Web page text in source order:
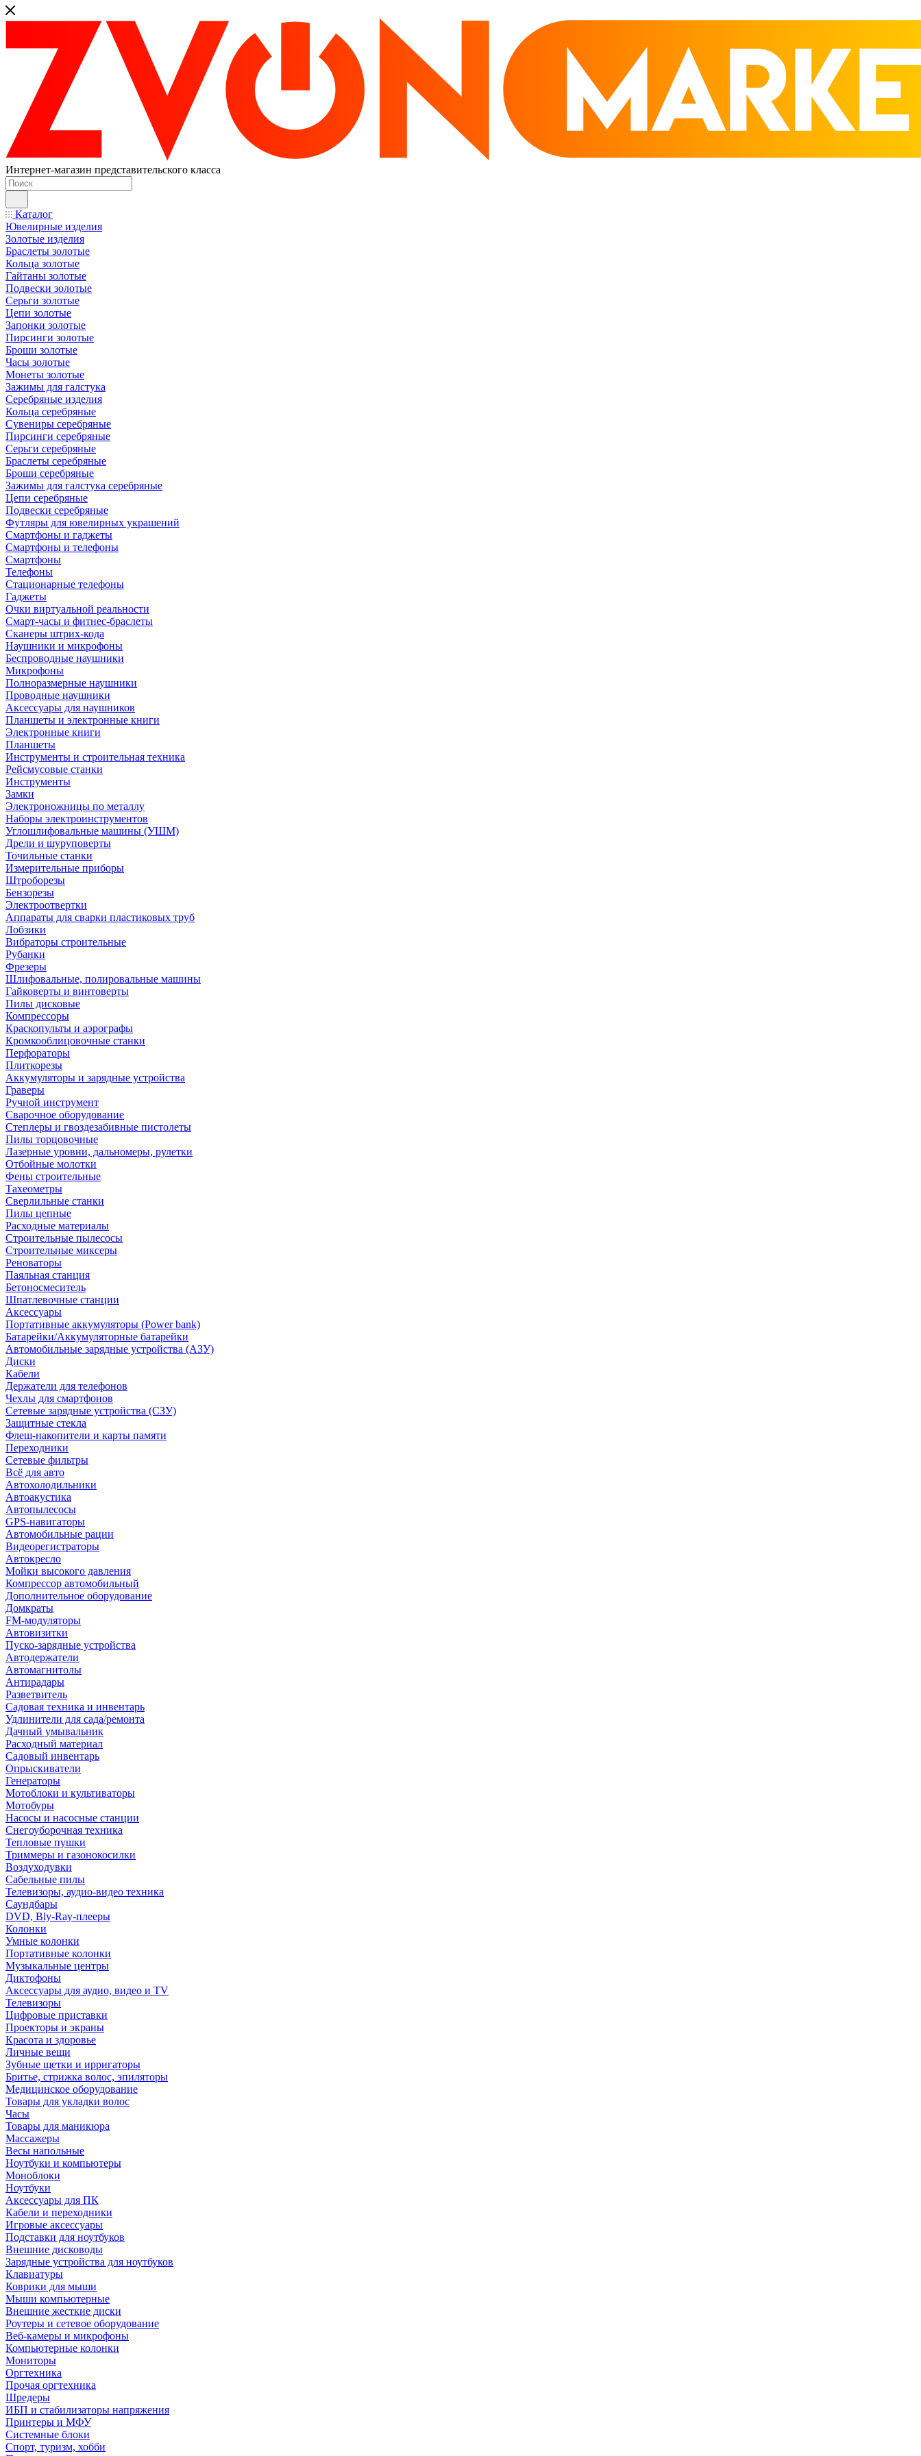
Интернет-магазин представительского класса
Каталог
Ювелирные изделия
Золотые изделия
Браслеты золотые
Кольца золотые
Гайтаны золотые
Подвески золотые
Серьги золотые
Цепи золотые
Запонки золотые
Пирсинги золотые
Броши золотые
Часы золотые
Монеты золотые
Зажимы для галстука
Серебряные изделия
Кольца серебряные
Сувениры серебряные
Пирсинги серебряные
Серьги серебряные
Браслеты серебряные
Броши серебряные
Зажимы для галстука серебряные
Цепи серебряные
Подвески серебряные
Футляры для ювелирных украшений
Смартфоны и гаджеты
Смартфоны и телефоны
Смартфоны
Телефоны
Стационарные телефоны
Гаджеты
Очки виртуальной реальности
Смарт-часы и фитнес-браслеты
Сканеры штрих-кода
Наушники и микрофоны
Беспроводные наушники
Микрофоны
Полноразмерные наушники
Проводные наушники
Аксессуары для наушников
Планшеты и электронные книги
Электронные книги
Планшеты
Инструменты и строительная техника
Рейсмусовые станки
Инструменты
Замки
Электроножницы по металлу
Наборы электроинструментов
Углошлифовальные машины (УШМ)
Дрели и шуруповерты
Точильные станки
Измерительные приборы
Штроборезы
Бензорезы
Электроотвертки
Аппараты для сварки пластиковых труб
Лобзики
Вибраторы строительные
Рубанки
Фрезеры
Шлифовальные, полировальные машины
Гайковерты и винтоверты
Пилы дисковые
Компрессоры
Краскопульты и аэрографы
Кромкооблицовочные станки
Перфораторы
Плиткорезы
Аккумуляторы и зарядные устройства
Граверы
Ручной инструмент
Сварочное оборудование
Степлеры и гвоздезабивные пистолеты
Пилы торцовочные
Лазерные уровни, дальномеры, рулетки
Отбойные молотки
Фены строительные
Тахеометры
Сверлильные станки
Пилы цепные
Расходные материалы
Строительные пылесосы
Строительные миксеры
Реноваторы
Паяльная станция
Бетоносмеситель
Шпатлевочные станции
Аксессуары
Портативные аккумуляторы (Power bank)
Батарейки/Аккумуляторные батарейки
Автомобильные зарядные устройства (АЗУ)
Диски
Кабели
Держатели для телефонов
Чехлы для смартфонов
Сетевые зарядные устройства (СЗУ)
Защитные стекла
Флеш-накопители и карты памяти
Переходники
Сетевые фильтры
Всё для авто
Автохолодильники
Автоакустика
Автопылесосы
GPS-навигаторы
Автомобильные рации
Видеорегистраторы
Автокресло
Мойки высокого давления
Компрессор автомобильный
Дополнительное оборудование
Домкраты
FM-модуляторы
Автовизитки
Пуско-зарядные устройства
Автодержатели
Автомагнитолы
Антирадары
Разветвитель
Садовая техника и инвентарь
Удлинители для сада/ремонта
Дачный умывальник
Расходный материал
Садовый инвентарь
Опрыскиватели
Генераторы
Мотоблоки и культиваторы
Мотобуры
Насосы и насосные станции
Снегоуборочная техника
Тепловые пушки
Триммеры и газонокосилки
Воздуходувки
Сабельные пилы
Телевизоры, аудио-видео техника
Саундбары
DVD, Bly-Ray-плееры
Колонки
Умные колонки
Портативные колонки
Музыкальные центры
Диктофоны
Аксессуары для аудио, видео и TV
Телевизоры
Цифровые приставки
Проекторы и экраны
Красота и здоровье
Личные вещи
Зубные щетки и ирригаторы
Бритье, стрижка волос, эпиляторы
Медицинское оборудование
Товары для укладки волос
Часы
Товары для маникюра
Массажеры
Весы напольные
Ноутбуки и компьютеры
Моноблоки
Ноутбуки
Аксессуары для ПК
Кабели и переходники
Игровые аксессуары
Подставки для ноутбуков
Внешние дисководы
Зарядные устройства для ноутбуков
Клавиатуры
Коврики для мыши
Мыши компьютерные
Внешние жесткие диски
Роутеры и сетевое оборудование
Веб-камеры и микрофоны
Компьютерные колонки
Мониторы
Оргтехника
Прочая оргтехника
Шредеры
ИБП и стабилизаторы напряжения
Принтеры и МФУ
Системные блоки
Спорт, туризм, хобби